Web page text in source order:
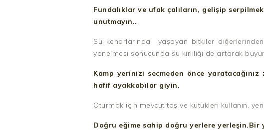
Fundalıklar ve ufak çalıların, gelişip
unutmayın..
Su kenarlarında yaşayan bitkiler
yönelmesi sonucunda su kirliliği de artarak
Kamp yerinizi secmeden önce
hafif ayakkabılar giyin.
Oturmak için mevcut taş ve kütükleri kullanın,
Doğru eğime sahip doğru yerlere yerleşin.Bir